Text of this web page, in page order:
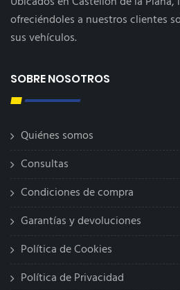
ofreciéndoles a nuestros clientes
sus vehículos.
SOBRE NOSOTROS
Quiénes somos
Consultas
Condiciones de compra
Garantías y devoluciones
Política de Cookies
Política de Privacidad